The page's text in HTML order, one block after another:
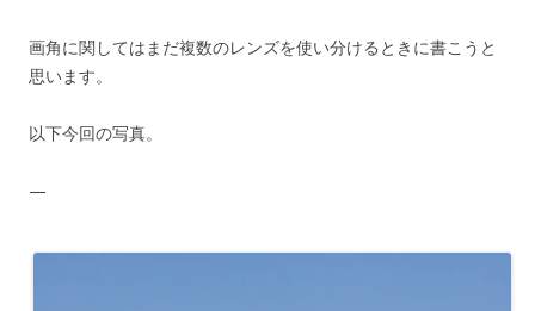
画角に関してはまだ複数のレンズを使い分けるときに書こうと
思います。
以下今回の写真。
—